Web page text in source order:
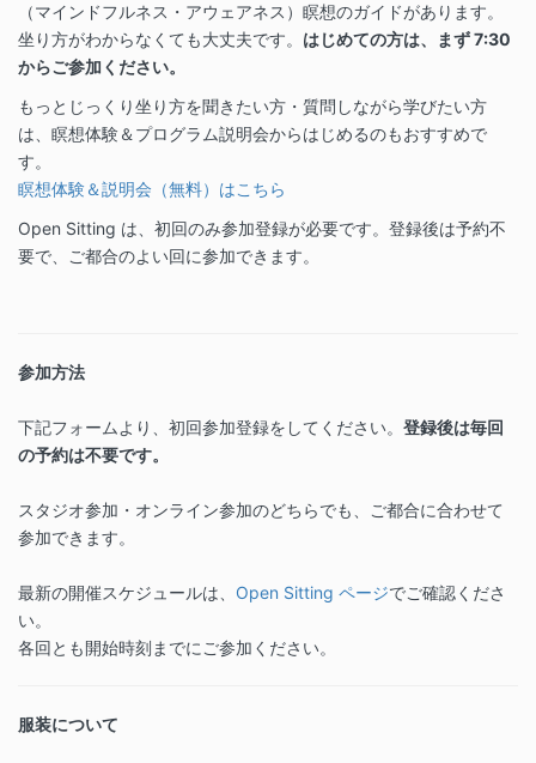
（マインドフルネス・アウェアネス）瞑想のガイドがあります。
坐り方がわからなくても大丈夫です。 はじめての方は、まず 7:30
からご参加ください。
もっとじっくり坐り方を聞きたい方・質問しながら学びたい方
は、瞑想体験＆プログラム説明会からはじめるのもおすすめで
す。
瞑想体験＆説明会（無料）はこちら
Open Sitting は、初回のみ参加登録が必要です。登録後は予約不
要で、ご都合のよい回に参加できます。
参加方法
下記フォームより、初回参加登録をしてください。 登録後は毎回
の予約は不要です。
スタジオ参加・オンライン参加のどちらでも、ご都合に合わせて
参加できます。
最新の開催スケジュールは、 Open Sitting ページでご確認くださ
い。
各回とも開始時刻までにご参加ください。
服装について